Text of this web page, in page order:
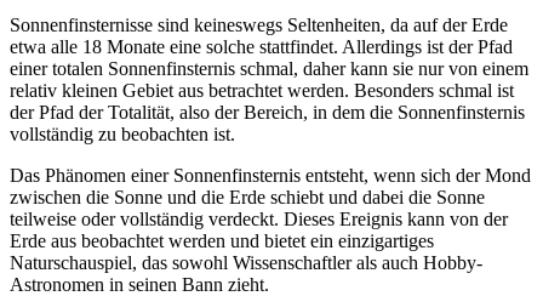
Sonnenfinsternisse sind keineswegs Seltenheiten, da auf der Erde
etwa alle 18 Monate eine solche stattfindet. Allerdings ist der Pfad
einer totalen Sonnenfinsternis schmal, daher kann sie nur von einem
relativ kleinen Gebiet aus betrachtet werden. Besonders schmal ist
der Pfad der Totalität, also der Bereich, in dem die Sonnenfinsternis
vollständig zu beobachten ist.
Das Phänomen einer Sonnenfinsternis entsteht, wenn sich der Mond
zwischen die Sonne und die Erde schiebt und dabei die Sonne
teilweise oder vollständig verdeckt. Dieses Ereignis kann von der
Erde aus beobachtet werden und bietet ein einzigartiges
Naturschauspiel, das sowohl Wissenschaftler als auch Hobby-
Astronomen in seinen Bann zieht.